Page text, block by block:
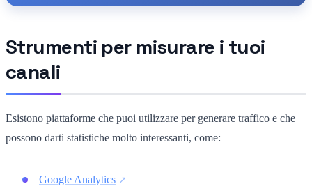
Strumenti per misurare i tuoi
canali
Esistono piattaforme che puoi utilizzare per generare traffico e che
possono darti statistiche molto interessanti, come:
Google Analytics